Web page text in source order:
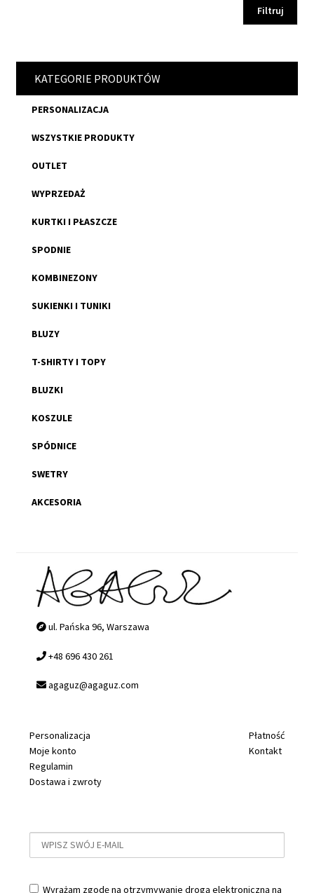
Filtruj
KATEGORIE PRODUKTÓW
PERSONALIZACJA
WSZYSTKIE PRODUKTY
OUTLET
WYPRZEDAŻ
KURTKI I PŁASZCZE
SPODNIE
KOMBINEZONY
SUKIENKI I TUNIKI
BLUZY
T-SHIRTY I TOPY
BLUZKI
KOSZULE
SPÓDNICE
SWETRY
AKCESORIA
ul. Pańska 96, Warszawa
+48 696 430 261
agaguz@agaguz.com
Personalizacja
Moje konto
Regulamin
Dostawa i zwroty
Płatność
Kontakt
Wyrażam zgodę na otrzymywanie drogą elektroniczną na